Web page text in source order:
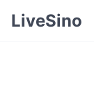
LiveSino